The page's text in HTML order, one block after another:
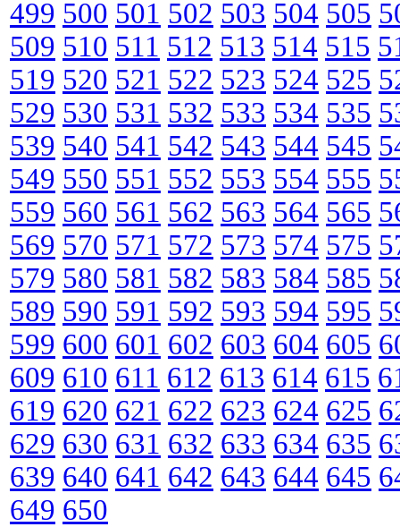
499 500 501 502 503 504 505
509 510 511 512 513 514 515
519 520 521 522 523 524 525
529 530 531 532 533 534 535
539 540 541 542 543 544 545
549 550 551 552 553 554 555
559 560 561 562 563 564 565
569 570 571 572 573 574 575
579 580 581 582 583 584 585
589 590 591 592 593 594 595
599 600 601 602 603 604 605
609 610 611 612 613 614 615
619 620 621 622 623 624 625
629 630 631 632 633 634 635
639 640 641 642 643 644 645
649 650